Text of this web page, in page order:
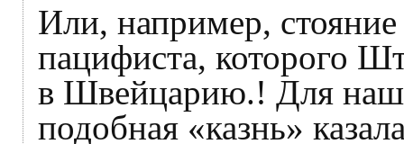
Или, например,
пацифиста, которого
в Швейцарию.! Для
подобная «казнь»